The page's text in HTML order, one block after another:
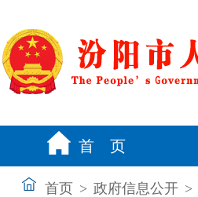
首 页
首页 > 政府信息公开 >